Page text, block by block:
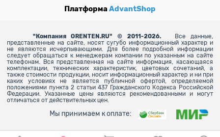
ПлатформаAdvantShop
" Компания ORENTEN.RU" © 2011-2026.
Все данные,
представленные на сайте, носят сугубо информационный характер и
не являются исчерпывающими. Для более подробной информации
следует обращаться к менеджерам компании по указанным на сайте
телефонам. Вся представленная на сайте информация, касающаяся
комплектации, технических характеристик, цветовых сочетаний, а
также стоимости продукции, носит информационный характер и ни при
каких условиях не является публичной офертой, определяемой
положениями пункта 2 статьи 437 Гражданского Кодекса Российской
Федерации. Указанные цены являются рекомендованными и могут
отличаться от действительных цен.
Мы принимаем к оплате: